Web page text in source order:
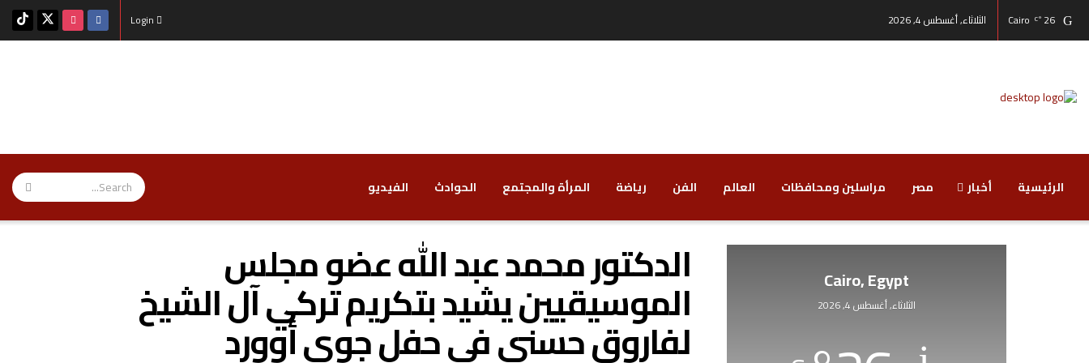
26
°C
Cairo الثلاثاء, أغسطس 4, 2026
الرئيسية أخبار مصر مراسلين ومحافظات ‏العالم الفن رياضة ‏المرأة والمجتمع ‏الحوادث ‏الفيديو
الدكتور محمد عبد الله عضو مجلس
الموسيقيين يشيد بتكريم تركي آل الشيخ
لفاروق حسني في حفل جوي أوورد
Cairo, Egypt
الثلاثاء, أغسطس 4, 2026